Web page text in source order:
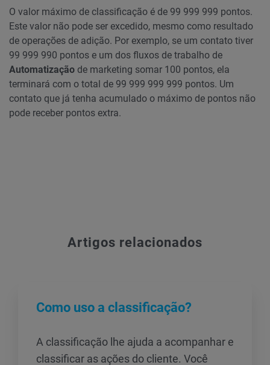
O valor máximo de classificação é de 99 999 999 pontos.
Este valor não pode ser excedido, mesmo como resultado
de operações de adição. Por exemplo, se um contato tiver
99 999 990 pontos e um dos fluxos de trabalho de
Automatização de marketing somar 100 pontos, ela
terminará com o total de 99 999 999 999 pontos. Um
contato que já tenha acumulado o máximo de pontos não
pode receber pontos extra.
Artigos relacionados
Como uso a classificação?
A classificação lhe ajuda a acompanhar e
classificar as ações do cliente. Você